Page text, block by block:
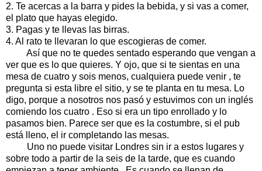
2. Te acercas a la barra y pides la bebida, y si vas a comer,
el plato que hayas elegido.
3. Pagas y te llevas las birras.
4. Al rato te llevaran lo que escogieras de comer.
Así que no te quedes sentado esperando que vengan a
ver que es lo que quieres. Y ojo, que si te sientas en una
mesa de cuatro y sois menos, cualquiera puede venir , te
pregunta si esta libre el sitio, y se te planta en tu mesa. Lo
digo, porque a nosotros nos pasó y estuvimos con un inglés
comiendo los cuatro . Eso si era un tipo enrollado y lo
pasamos bien. Parece ser que es la costumbre, si el pub
está lleno, el ir completando las mesas.
Uno no puede visitar Londres sin ir a estos lugares y
sobre todo a partir de la seis de la tarde, que es cuando